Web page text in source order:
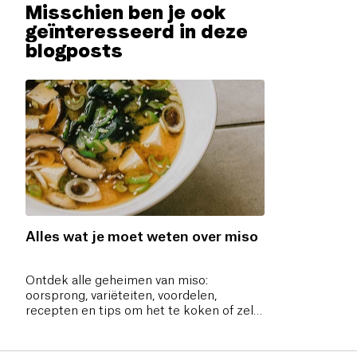
Misschien ben je ook
geïnteresseerd in deze
blogposts
Alles wat je moet weten over miso
Ontdek alle geheimen van miso:
oorsprong, variëteiten, voordelen,
recepten en tips om het te koken of zelf